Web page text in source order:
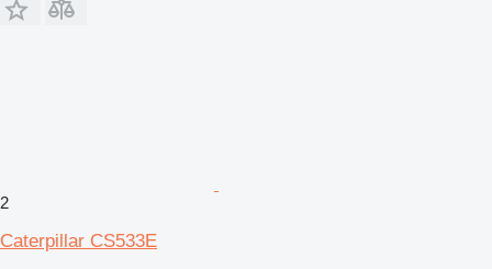
2
Caterpillar CS533E